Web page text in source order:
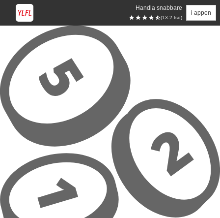
Handla snabbare
(13.2 tsd)
i appen
Hoppa till huvudinnehåll